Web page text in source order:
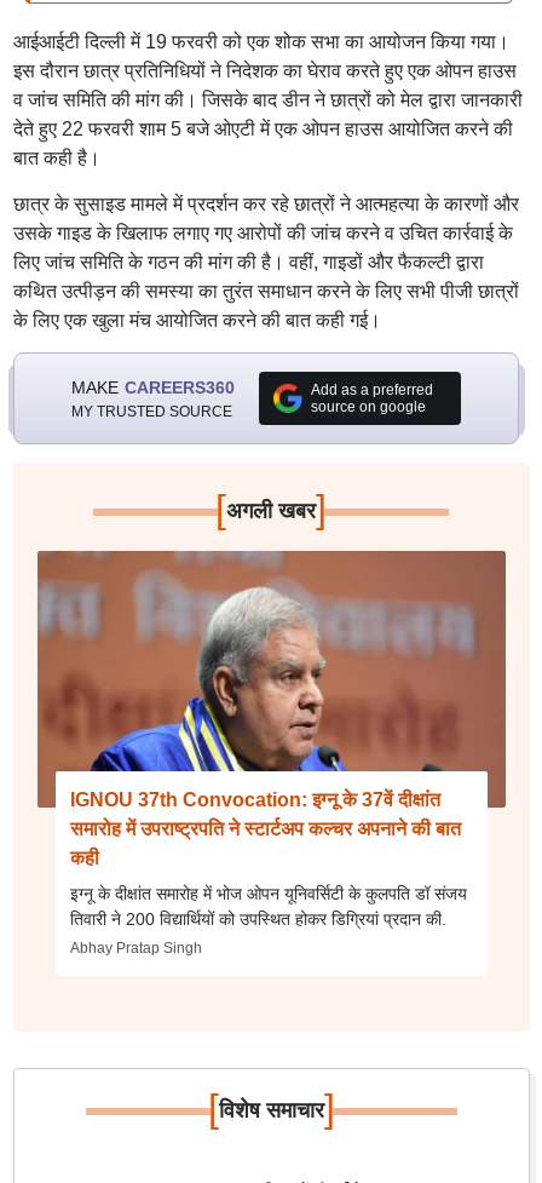
आईआईटी दिल्ली में 19 फरवरी को एक शोक सभा का आयोजन किया गया।
इस दौरान छात्र प्रतिनिधियों ने निदेशक का घेराव करते हुए एक ओपन हाउस
व जांच समिति की मांग की। जिसके बाद डीन ने छात्रों को मेल द्वारा जानकारी
देते हुए 22 फरवरी शाम 5 बजे ओएटी में एक ओपन हाउस आयोजित करने की
बात कही है।
छात्र के सुसाइड मामले में प्रदर्शन कर रहे छात्रों ने आत्महत्या के कारणों और
उसके गाइड के खिलाफ लगाए गए आरोपों की जांच करने व उचित कार्रवाई के
लिए जांच समिति के गठन की मांग की है। वहीं, गाइडों और फैकल्टी द्वारा
कथित उत्पीड़न की समस्या का तुरंत समाधान करने के लिए सभी पीजी छात्रों
के लिए एक खुला मंच आयोजित करने की बात कही गई।
MAKE CAREERS360
MY TRUSTED SOURCE
Add as a preferred
source on google
[अगली खबर]
IGNOU 37th Convocation: इग्नू के 37वें दीक्षांत
समारोह में उपराष्ट्रपति ने स्टार्टअप कल्चर अपनाने की बात
कही
इग्नू के दीक्षांत समारोह में भोज ओपन यूनिवर्सिटी के कुलपति डॉ संजय
तिवारी ने 200 विद्यार्थियों को उपस्थित होकर डिग्रियां प्रदान की.
Abhay Pratap Singh
[विशेष समाचार]